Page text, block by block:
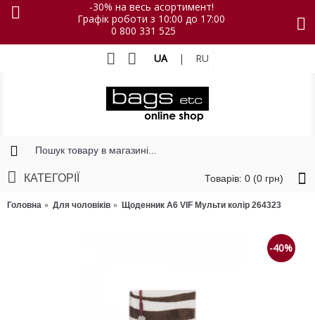
-30% на весь асортимент!
Графік роботи з 10:00 до 17:00
0 800 331 525
UA | RU
Товарів: 0 (0 грн)
КАТЕГОРІЇ
Головна Для чоловіків Щоденник А6 VIF Мульти колір 264323
-40%